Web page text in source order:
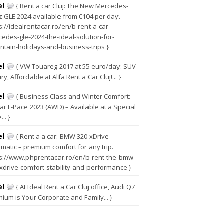
{ Rent a car Cluj: The New Mercedes-
GLE 2024 available from €104 per day.
idealrentacar.ro/en/b-rent-a-car-
gle-2024-the-ideal-solution-for-
holidays-and-business-trips }
{ VW Touareg 2017 at 55 euro/day: SUV
Affordable at Alfa Rent a Car Cluj!... }
{ Business Class and Winter Comfort:
F-Pace 2023 (AWD) – Available at a Special
}
{ Rent a a car: BMW 320 xDrive
– premium comfort for any trip.
www.phprentacar.ro/en/b-rent-the-bmw-
comfort-stability-and-performance }
{ At Ideal Rent a Car Cluj office, Audi Q7
is Your Corporate and Family... }